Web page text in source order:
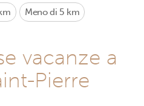
Meno di 5 km
vacanze a
Pierre